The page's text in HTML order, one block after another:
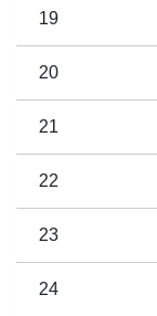
19
20
21
22
23
24